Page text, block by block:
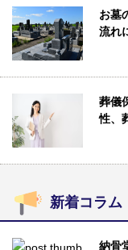
お墓
流れ
葬儀
性、
新着コラム
納骨